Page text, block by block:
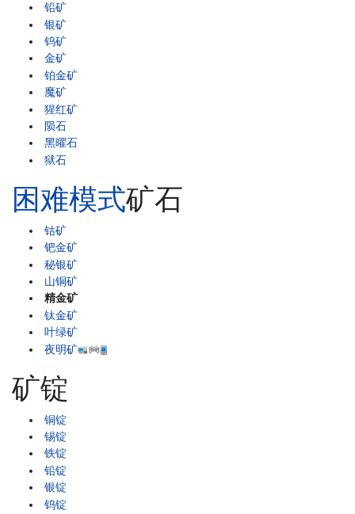
铅矿
银矿
钨矿
金矿
铂金矿
魔矿
猩红矿
陨石
黑曜石
狱石
困难模式矿石
钴矿
钯金矿
秘银矿
山铜矿
精金矿
钛金矿
叶绿矿
夜明矿
矿锭
铜锭
锡锭
铁锭
铅锭
银锭
钨锭